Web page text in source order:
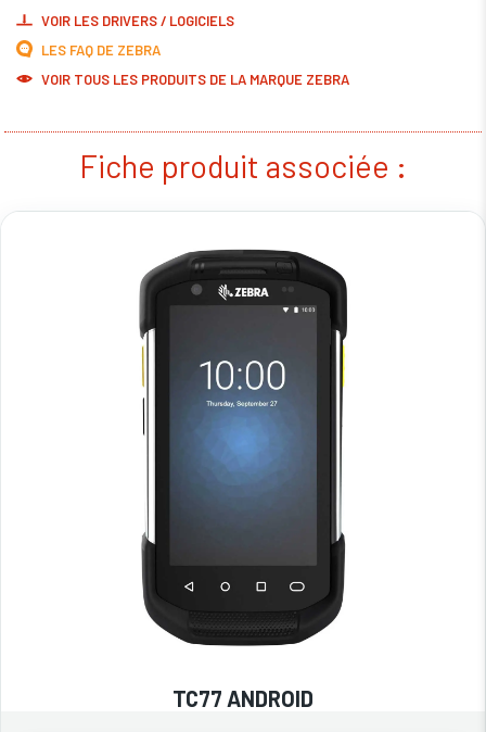
VOIR LES DRIVERS / LOGICIELS
LES FAQ DE ZEBRA
VOIR TOUS LES PRODUITS DE LA MARQUE ZEBRA
Fiche produit associée :
TC77 ANDROID